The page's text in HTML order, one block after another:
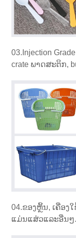
03.Injection
crate ພາດສະຕິກ,
04.ຂອງຫຼິ້ນ, ເຄື່ອງ
ແມ່ນແສ່ວແລະອື່ນໆ.